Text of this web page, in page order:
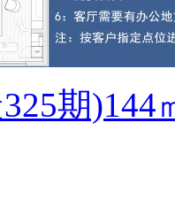
期